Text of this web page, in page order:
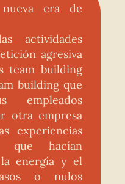
era de
actividades
agresiva
team building
building que
empleados
otra empresa
experiencias
que hacían
energía y el
o nulos